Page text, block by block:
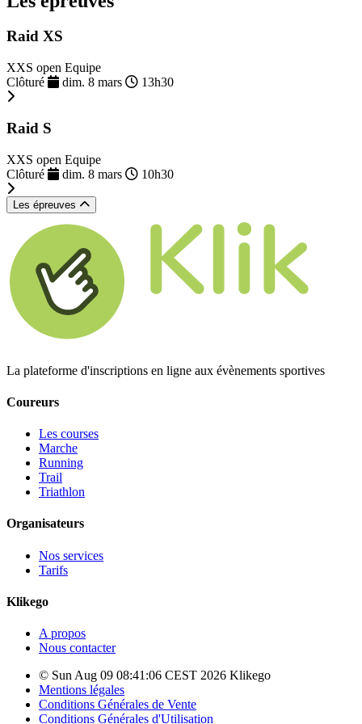
Raid XS
XXS open Equipe
Clôturé
dim. 8 mars 13h30
Raid S
XXS open Equipe
Clôturé
dim. 8 mars 10h30
Les épreuves
La plateforme d'inscriptions en ligne aux évènements sportives
Coureurs
Les courses
Marche
Running
Trail
Triathlon
Organisateurs
Nos services
Tarifs
Klikego
A propos
Nous contacter
© Sun Aug 09 08:41:06 CEST 2026 Klikego
Mentions légales
Conditions Générales de Vente
Conditions Générales d'Utilisation